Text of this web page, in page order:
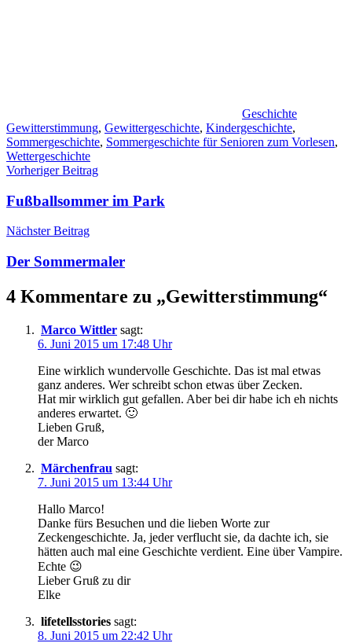
Geschichte
Gewitterstimmung, Gewittergeschichte, Kindergeschichte,
Sommergeschichte, Sommergeschichte für Senioren zum Vorlesen,
Wettergeschichte
Beitragsnavigation
Vorheriger Beitrag
Fußballsommer im Park
Nächster Beitrag
Der Sommermaler
4 Kommentare zu „Gewitterstimmung“
Marco Wittler sagt:
6. Juni 2015 um 17:48 Uhr
Eine wirklich wundervolle Geschichte. Das ist mal etwas
ganz anderes. Wer schreibt schon etwas über Zecken.
Hat mir wirklich gut gefallen. Aber bei dir habe ich eh nichts
anderes erwartet. 🙂
Lieben Gruß,
der Marco
Märchenfrau sagt:
7. Juni 2015 um 13:44 Uhr
Hallo Marco!
Danke fürs Besuchen und die lieben Worte zur
Zeckengeschichte. Ja, jeder verflucht sie, da dachte ich, sie
hätten auch mal eine Geschichte verdient. Eine über Vampire.
Echte 😉
Lieber Gruß zu dir
Elke
lifetellsstories sagt:
8. Juni 2015 um 22:42 Uhr